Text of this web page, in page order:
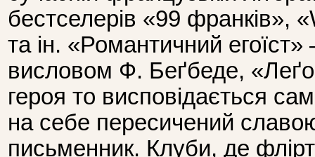
бестселерів «99 франків»,
та ін. «Романтичний
висловом Ф. Беґбеде, «Леґо
героя то висповідається
на себе пересичений
письменник. Клуби, де